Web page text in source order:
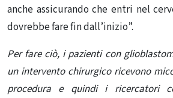
anche assicurando che entri nel
dovrebbe fare fin dall’inizio”.
Per fare ciò, i pazienti con
un intervento chirurgico ricevono
procedura e quindi i ricercatori